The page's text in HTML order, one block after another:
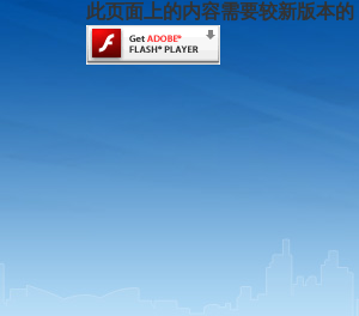
此页面上的内容需要较新版本的